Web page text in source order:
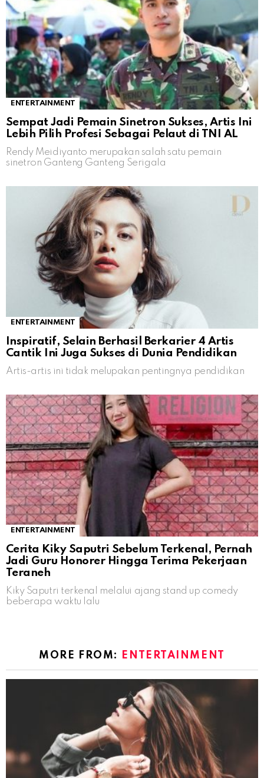
ENTERTAINMENT
Sempat Jadi Pemain Sinetron Sukses, Artis Ini
Lebih Pilih Profesi Sebagai Pelaut di TNI AL
Rendy Meidiyanto merupakan salah satu pemain
sinetron Ganteng Ganteng Serigala
ENTERTAINMENT
Inspiratif, Selain Berhasil Berkarier 4 Artis
Cantik Ini Juga Sukses di Dunia Pendidikan
Artis-artis ini tidak melupakan pentingnya pendidikan
ENTERTAINMENT
Cerita Kiky Saputri Sebelum Terkenal, Pernah
Jadi Guru Honorer Hingga Terima Pekerjaan
Teraneh
Kiky Saputri terkenal melalui ajang stand up comedy
beberapa waktu lalu
MORE FROM: ENTERTAINMENT